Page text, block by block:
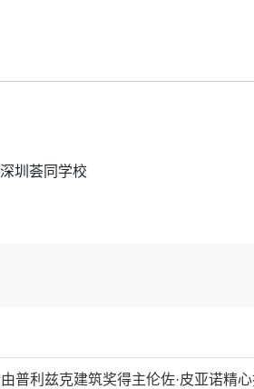
圳荟同学校
普利兹克建筑奖得主伦佐·皮亚诺精